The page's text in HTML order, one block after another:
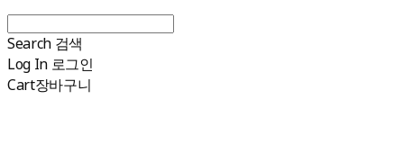
Search 검색
Log In 로그인
Cart장바구니